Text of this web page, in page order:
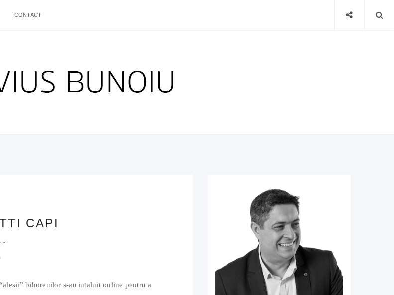
CONTACT
CAPI
bihorenilor s-au intalnit online pentru a